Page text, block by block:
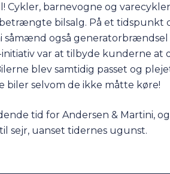
Cykler, barnevogne og
bilsalg. På et tidspunkt
såmænd også generatorbrændsel
var at tilbyde kunderne at
blev samtidig passet og
biler selvom de ikke måtte køre!
tid for Andersen & Martini,
sejr, uanset tidernes ugunst.